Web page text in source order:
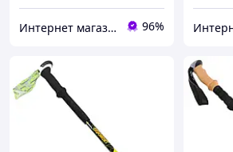
Интернет магазин SportOK 96%